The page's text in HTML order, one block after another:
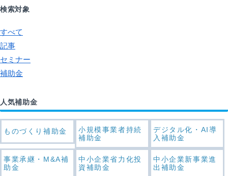
検索対象
すべて
記事
セミナー
補助金
人気補助金
ものづくり補助金
小規模事業者持続
補助金
デジタル化・AI導
入補助金
事業承継・M&A補
助金
中小企業省力化投
資補助金
中小企業新事業進
出補助金